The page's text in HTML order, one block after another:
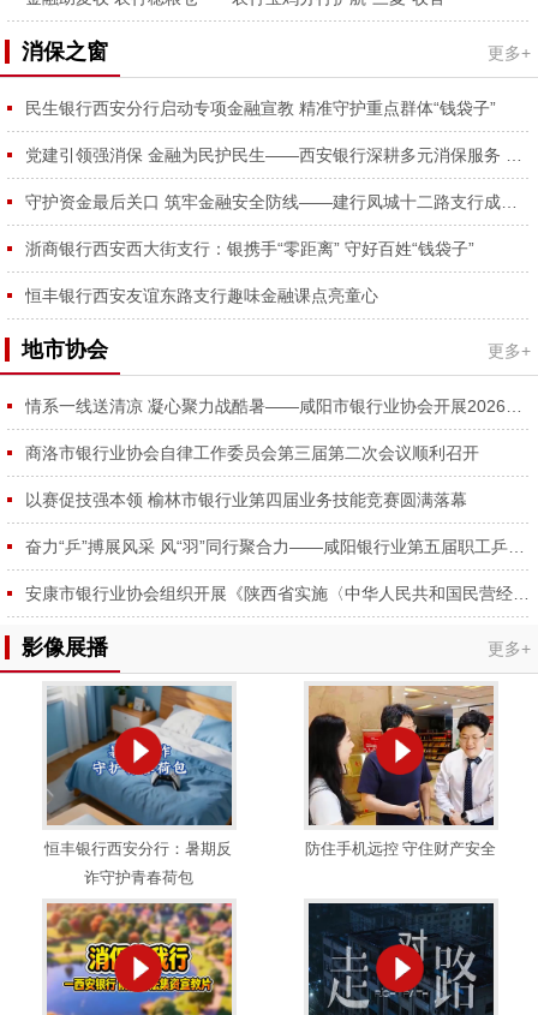
消保之窗 更多+
民生银行西安分行启动专项金融宣教 精准守护重点群体“钱袋子”
浙商银行西安西大街支行：银携手“零距离” 守好百姓“钱袋子”
恒丰银行西安友谊东路支行趣味金融课点亮童心
地市协会 更多+
商洛市银行业协会自律工作委员会第三届第二次会议顺利召开
以赛促技强本领 榆林市银行业第四届业务技能竞赛圆满落幕
影像展播 更多+
恒丰银行西安分行：暑期反
诈守护青春荷包
防住手机远控 守住财产安全